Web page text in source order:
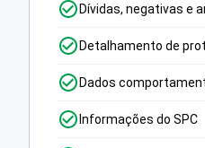
Dívidas, negativas e
Detalhamento de
Dados
Informações do SPC